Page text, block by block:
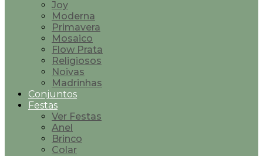
Joy
Moderna
Primavera
Mosaico
Flow Prata
Religiosos
Noivas
Madrinhas
Conjuntos
Festas
Ver Festas
Anel
Brinco
Colar